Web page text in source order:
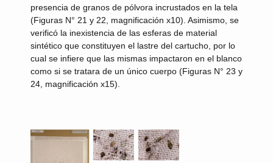
presencia de granos de pólvora incrustados en la tela
(Figuras N° 21 y 22, magnificación x10). Asimismo, se
verificó la inexistencia de las esferas de material
sintético que constituyen el lastre del cartucho, por lo
cual se infiere que las mismas impactaron en el blanco
como si se tratara de un único cuerpo (Figuras N° 23 y
24, magnificación x15).